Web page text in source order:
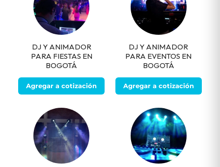
DJ Y ANIMADOR
PARA FIESTAS EN
BOGOTÁ
Agregar a cotización
DJ Y ANIMADOR
PARA EVENTOS EN
BOGOTÁ
Agregar a cotización